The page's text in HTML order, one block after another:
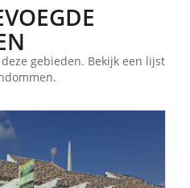
gebieden. Bekijk een lijst